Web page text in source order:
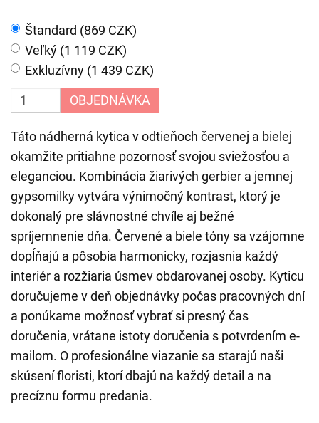
Štandard (869 CZK)
Veľký (1 119 CZK)
Exkluzívny (1 439 CZK)
OBJEDNÁVKA
Táto nádherná kytica v odtieňoch červenej a bielej
okamžite pritiahne pozornosť svojou sviežosťou a
eleganciou. Kombinácia žiarivých gerbier a jemnej
gypsomilky vytvára výnimočný kontrast, ktorý je
dokonalý pre slávnostné chvíle aj bežné
spríjemnenie dňa. Červené a biele tóny sa vzájomne
dopĺňajú a pôsobia harmonicky, rozjasnia každý
interiér a rozžiaria úsmev obdarovanej osoby. Kyticu
doručujeme v deň objednávky počas pracovných dní
a ponúkame možnosť vybrať si presný čas
doručenia, vrátane istoty doručenia s potvrdením e-
mailom. O profesionálne viazanie sa starajú naši
skúsení floristi, ktorí dbajú na každý detail a na
precíznu formu predania.